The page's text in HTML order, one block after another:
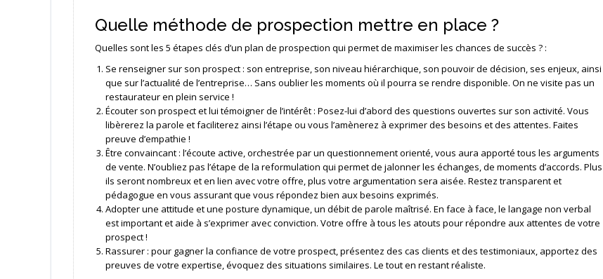
Quelle méthode de prospection mettre en place ?
Quelles sont les 5 étapes clés d’un plan de prospection qui permet de maximiser les chances de succès ? :
Se renseigner sur son prospect : son entreprise, son niveau hiérarchique, son pouvoir de décision, ses enjeux, ainsi
que sur l’actualité de l’entreprise… Sans oublier les moments où il pourra se rendre disponible. On ne visite pas un
restaurateur en plein service !
Écouter son prospect et lui témoigner de l’intérêt : Posez-lui d’abord des questions ouvertes sur son activité. Vous
libèrerez la parole et faciliterez ainsi l’étape ou vous l’amènerez à exprimer des besoins et des attentes. Faites
preuve d’empathie !
Être convaincant : l’écoute active, orchestrée par un questionnement orienté, vous aura apporté tous les arguments
de vente. N’oubliez pas l’étape de la reformulation qui permet de jalonner les échanges, de moments d’accords. Plus
ils seront nombreux et en lien avec votre offre, plus votre argumentation sera aisée. Restez transparent et
pédagogue en vous assurant que vous répondez bien aux besoins exprimés.
Adopter une attitude et une posture dynamique, un débit de parole maîtrisé. En face à face, le langage non verbal
est important et aide à s’exprimer avec conviction. Votre offre à tous les atouts pour répondre aux attentes de votre
prospect !
Rassurer : pour gagner la confiance de votre prospect, présentez des cas clients et des testimoniaux, apportez des
preuves de votre expertise, évoquez des situations similaires. Le tout en restant réaliste.